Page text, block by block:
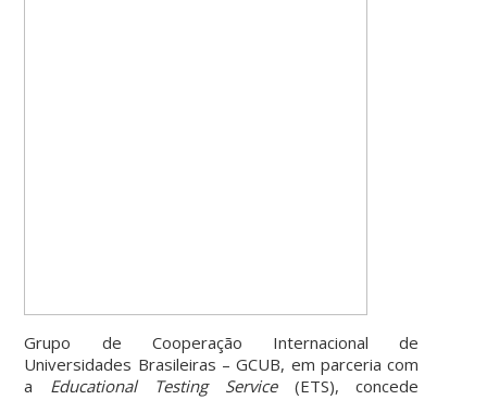
Grupo de Cooperação Internacional de
Universidades Brasileiras – GCUB, em parceria com
a Educational Testing Service(ETS), concede